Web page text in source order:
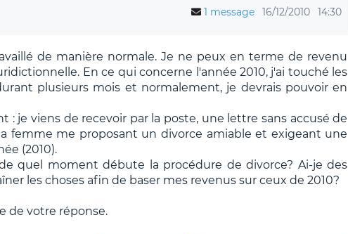
1 message 16/12/2010 14:30
de manière normale. Je ne peux en terme de revenu
En ce qui concerne l'année 2010, j'ai touché les
plusieurs mois et normalement, je devrais pouvoir en
: je viens de recevoir par la poste, une lettre sans accusé de
femme me proposant un divorce amiable et exigeant une
(2010).
quel moment débute la procédure de divorce? Ai-je des
les choses afin de baser mes revenus sur ceux de 2010?
de votre réponse.